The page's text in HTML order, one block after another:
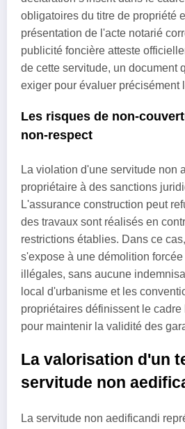
obligatoires du titre de propriété
présentation de l'acte notarié
publicité foncière atteste
de cette servitude, un document
exiger pour évaluer précisément
Les risques de non-
non-respect
La violation d'une servitude non
propriétaire à des sanctions
L'assurance construction peut
des travaux sont réalisés en
restrictions établies. Dans ce
s'expose à une démolition
illégales, sans aucune
local d'urbanisme et les
propriétaires définissent le
pour maintenir la validité des
La valorisation d'un
servitude non
La servitude non aedificandi